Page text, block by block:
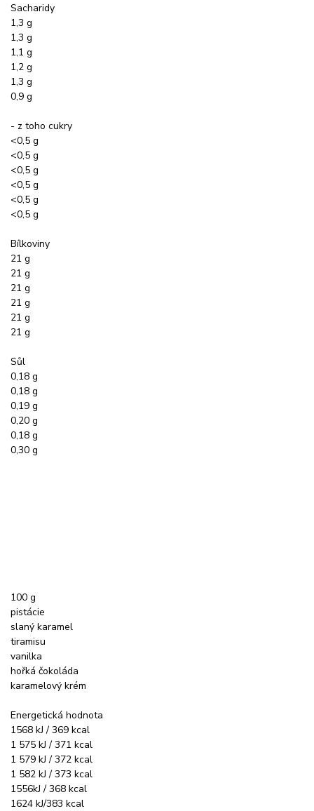
Sacharidy
1,3 g
1,3 g
1,1 g
1,2 g
1,3 g
0,9 g
- z toho cukry
<0,5 g
<0,5 g
<0,5 g
<0,5 g
<0,5 g
<0,5 g
Bílkoviny
21 g
21 g
21 g
21 g
21 g
21 g
Sůl
0,18 g
0,18 g
0,19 g
0,20 g
0,18 g
0,30 g
100 g
pistácie
slaný karamel
tiramisu
vanilka
hořká čokoláda
karamelový krém
Energetická hodnota
1568 kJ / 369 kcal
1 575 kJ / 371 kcal
1 579 kJ / 372 kcal
1 582 kJ / 373 kcal
1556kJ / 368 kcal
1624 kJ/383 kcal